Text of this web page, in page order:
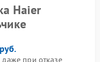
Haier
даже при отказе